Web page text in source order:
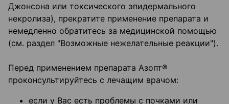
Джонсона или токсического эпидермального
некролиза), прекратите применение препарата и
немедленно обратитесь за медицинской помощью
(см. раздел "Возможные нежелательные реакции").
Перед применением препарата Азопт®
проконсультируйтесь с лечащим врачом:
если у Вас есть проблемы с почками или